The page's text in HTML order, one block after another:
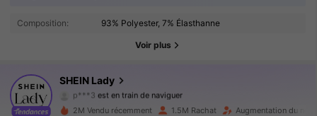
Composition: 93% Polyester, 7% Élasthanne
Voir plus
SHEIN Lady
603K Suiveurs
p***3est en train de naviguer
4.87
603K Suiveurs
2M Vendu récemment 1.5M Rachat Augmentation du